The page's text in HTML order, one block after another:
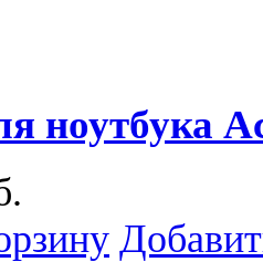
ноутбука